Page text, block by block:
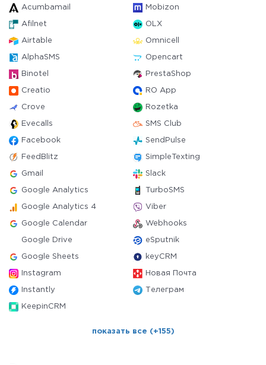
Acumbamail Mobizon
Afilnet OLX
Airtable Omnicell
AlphaSMS Opencart
Binotel PrestaShop
Creatio RO App
Crove Rozetka
Evecalls SMS Club
Facebook SendPulse
FeedBlitz SimpleTexting
Gmail Slack
Google Analytics TurboSMS
Google Analytics 4 Viber
Google Calendar Webhooks
Google Drive eSputnik
Google Sheets keyCRM
Instagram Новая Почта
Instantly Телеграм
KeepinCRM
показать все (+155)